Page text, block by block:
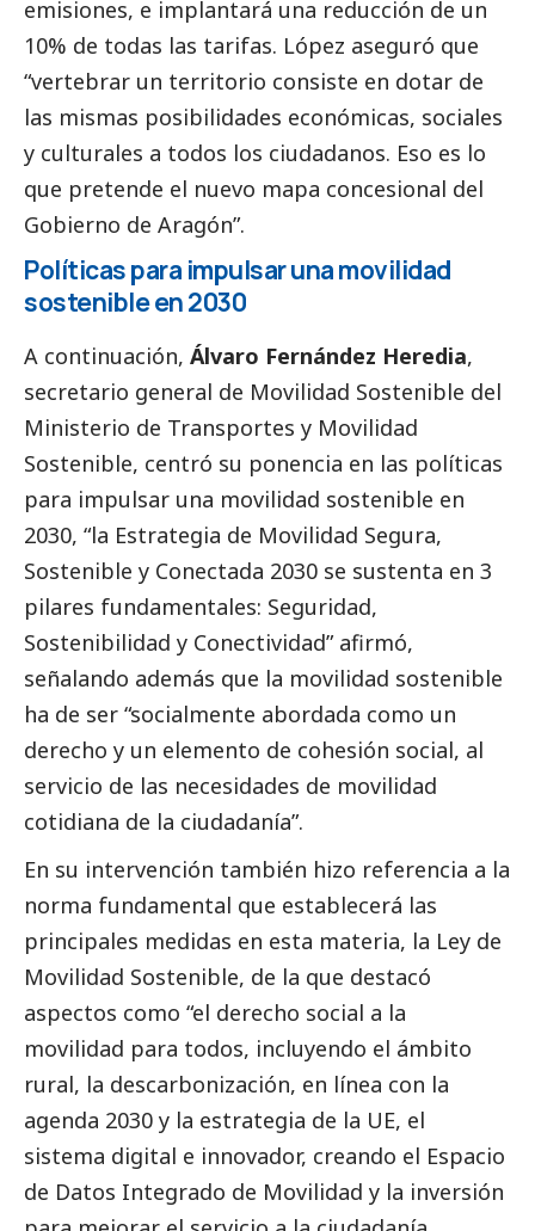
emisiones, e implantará una reducción de un
10% de todas las tarifas. López aseguró que
“vertebrar un territorio consiste en dotar de
las mismas posibilidades económicas, sociales
y culturales a todos los ciudadanos. Eso es lo
que pretende el nuevo mapa concesional del
Gobierno de Aragón”.
Políticas para impulsar una movilidad
sostenible en 2030
A continuación, Álvaro Fernández Heredia,
secretario general de Movilidad Sostenible del
Ministerio de Transportes y Movilidad
Sostenible, centró su ponencia en las políticas
para impulsar una movilidad sostenible en
2030, “la Estrategia de Movilidad Segura,
Sostenible y Conectada 2030 se sustenta en 3
pilares fundamentales: Seguridad,
Sostenibilidad y Conectividad” afirmó,
señalando además que la movilidad sostenible
ha de ser “socialmente abordada como un
derecho y un elemento de cohesión social, al
servicio de las necesidades de movilidad
cotidiana de la ciudadanía”.
En su intervención también hizo referencia a la
norma fundamental que establecerá las
principales medidas en esta materia, la Ley de
Movilidad Sostenible, de la que destacó
aspectos como “el derecho social a la
movilidad para todos, incluyendo el ámbito
rural, la descarbonización, en línea con la
agenda 2030 y la estrategia de la UE, el
sistema digital e innovador, creando el Espacio
de Datos Integrado de Movilidad y la inversión